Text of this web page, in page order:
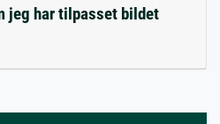
jeg har tilpasset bildet